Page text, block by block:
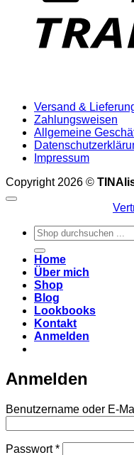
Versand &
Zahlungsweisen
Allgemeine
Impressum
Copyright 2026 ©
Suchen
nach:
Home
Über mich
Shop
Blog
Lookbooks
Kontakt
Anmelden
Anmelden
Benutzername oder E-
Passwort*Erforderlich